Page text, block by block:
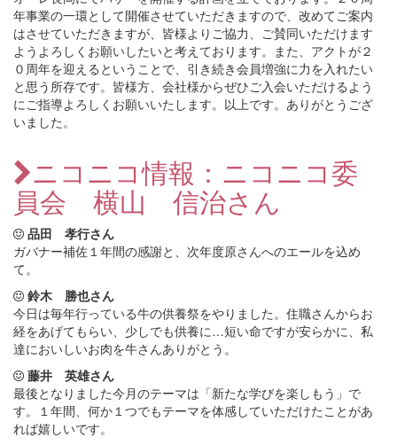
年事業の一環として開催させていただきますので、改めてご案内
はさせていただきますが、皆様よりご協力、ご賛同いただけます
ようよろしくお願いしたいと考えております。また、アクトが２
０周年を迎えるということで、引き続き会員増強に力を入れたい
と思う所存です。皆様方、会社様からぜひご入会いただけるよう
にご指導よろしくお願いいたします。以上です。ありがとうござ
いました。
ニコニコ情報：ニコニコ委
員会 横山 信治さん
品田 孝行さん
ガバナー補佐１年間の感謝と、次年度原さんへのエールを込め
て。
鈴木 勝也さん
今日は毎年行っている牛の供養祭をやりました。住職さんからお
経をあげてもらい、少しでも供養に…短い命ですが安らかに、私
達においしいお肉を牛さんありがとう。
藤井 英雄さん
最後となりました今月のテーマは「新たな学びを楽しもう」で
す。１年間、何か１つでもテーマを体感していただけたことがあ
れば嬉しいです。